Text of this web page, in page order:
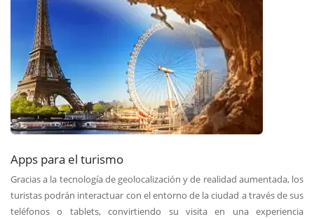
Apps para el turismo
Gracias a la tecnología de geolocalización y de realidad aumentada, los
turistas podrán interactuar con el entorno de la ciudad a través de sus
teléfonos o tablets, convirtiendo su visita en una experiencia